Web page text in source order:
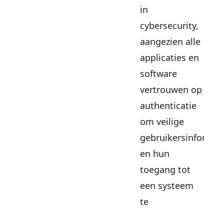
in
cybersecurity,
aangezien alle
applicaties en
software
vertrouwen op
authenticatie
om veilige
en hun
toegang tot
een systeem
te